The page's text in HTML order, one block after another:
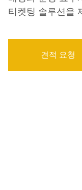
티켓팅 솔루션을
견적 요청